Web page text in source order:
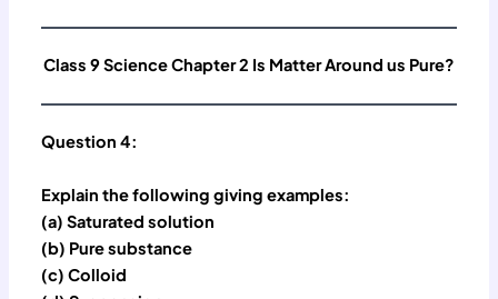
Class 9 Science Chapter 2 Is Matter Around us Pure?
Question 4:
Explain the following giving examples:
(a) Saturated solution
(b) Pure substance
(c) Colloid